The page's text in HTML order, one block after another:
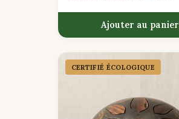
Ajouter au panier
CERTIFIÉ ÉCOLOGIQUE